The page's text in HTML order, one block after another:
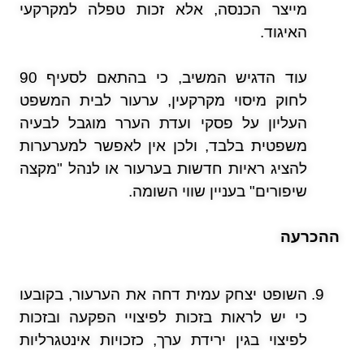
מייצר הכנסה, אלא זכות טפלה למקרקעי
האיגוד.
עוד הדגיש המשיב, כי בהתאם לסעיף 90
לחוק מיסוי מקרקעין, ערעור לבית המשפט
העליון על פסקי ועדת הערר מוגבל לבעיה
משפטית בלבד, ולכן אין לאפשר למערערות
להציג ראיות חדשות בערעור או לנהל "מקצה
שיפורים" בעניין שווי השומה.
ההכרעה
השופט יצחק עמית דחה את הערעור, בקובעו
כי יש לראות בזכות לפיצויי הפקעה ובזכות
לפיצוי בגין ירידת ערך, כזכויות אינטגרליות